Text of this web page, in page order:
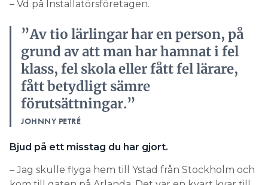
fått betydligt sämre
förutsättningar.”
JOHNNY PETRÉ
Bjud på ett misstag du har gjort.
– Jag skulle flyga hem till Ystad från Stockholm och
boarding så jag tog upp datorn och tänkte jobba
lite. Men jag blev så koncentrerad att gaten
stängde och jag missade planet. Jag hörde inte ens